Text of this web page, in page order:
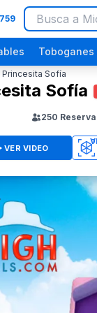
Toboganes
Princesita Sofía
Sofía
250
VER VIDEO